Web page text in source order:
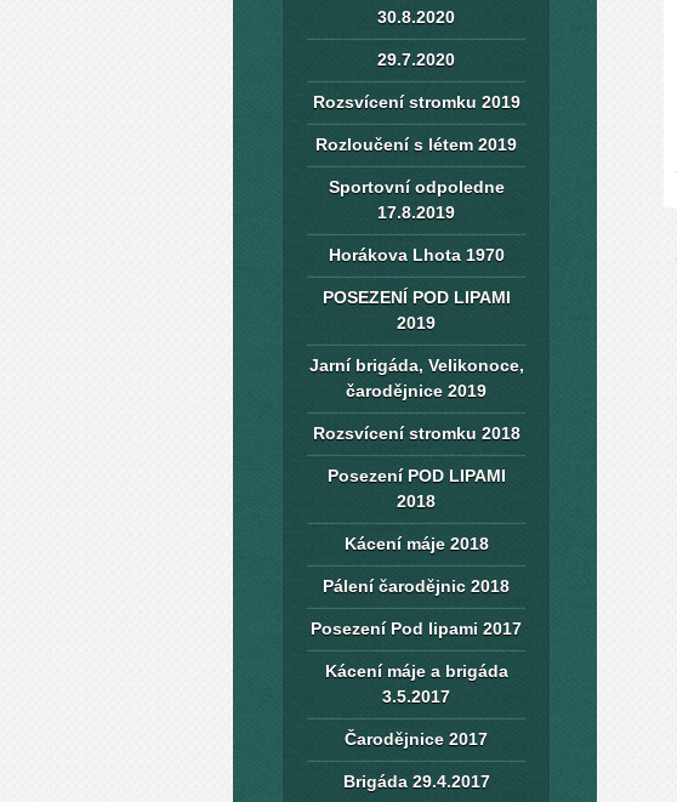
30.8.2020
29.7.2020
Rozsvícení stromku 2019
Rozloučení s létem 2019
Sportovní odpoledne
17.8.2019
Horákova Lhota 1970
POSEZENÍ POD LIPAMI
2019
Jarní brigáda, Velikonoce,
čarodějnice 2019
Rozsvícení stromku 2018
Posezení POD LIPAMI
2018
Kácení máje 2018
Pálení čarodějnic 2018
Posezení Pod lipami 2017
Kácení máje a brigáda
3.5.2017
Čarodějnice 2017
Brigáda 29.4.2017